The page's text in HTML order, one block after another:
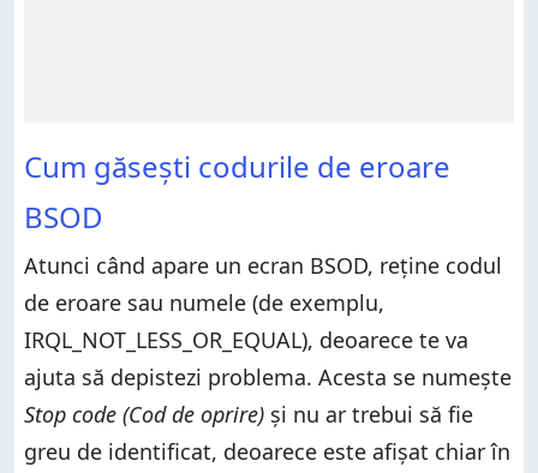
Cum găsești codurile de eroare
BSOD
Atunci când apare un ecran BSOD, reține codul
de eroare sau numele (de exemplu,
IRQL_NOT_LESS_OR_EQUAL), deoarece te va
ajuta să depistezi problema. Acesta se numește
Stop code (Cod de oprire) și nu ar trebui să fie
greu de identificat, deoarece este afișat chiar în